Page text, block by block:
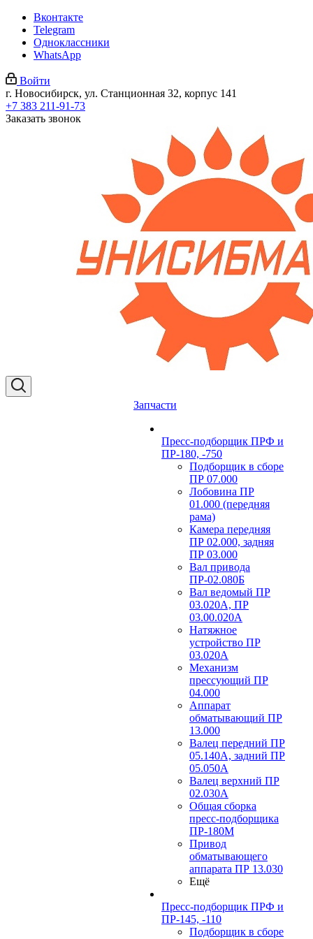
Вконтакте
Telegram
Одноклассники
WhatsApp
Войти
г. Новосибирск, ул. Станционная 32, корпус 141
+7 383 211-91-73
Заказать звонок
Запчасти
Пресс-подборщик ПРФ и
ПР-180, -750
Подборщик в сборе
ПР 07.000
Лобовина ПР
01.000 (передняя
рама)
Камера передняя
ПР 02.000, задняя
ПР 03.000
Вал привода
ПР-02.080Б
Вал ведомый ПР
03.020А, ПР
03.00.020А
Натяжное
устройство ПР
03.020A
Механизм
прессующий ПР
04.000
Аппарат
обматывающий ПР
13.000
Валец передний ПР
05.140A, задний ПР
05.050A
Валец верхний ПР
02.030A
Общая сборка
пресс-подборщика
ПР-180М
Привод
обматывающего
аппарата ПР 13.030
Ещё
Пресс-подборщик ПРФ и
ПР-145, -110
Подборщик в сборе